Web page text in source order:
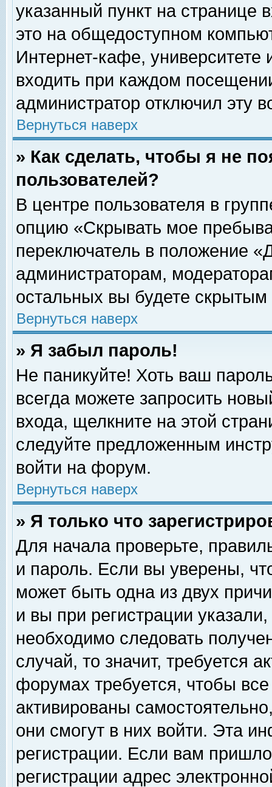
указанный пункт на
это на общедоступном
Интернет-кафе, университете
входить при каждом
администратор отключил эту
Вернуться наверх
» Как сделать, чтобы я не
пользователей?
В центре пользователя в
опцию «Скрывать мое
переключатель в положение
администраторам,
остальных вы будете скрытым
Вернуться наверх
» Я забыл пароль!
Не паникуйте! Хоть ваш
всегда можете запросить
входа, щелкните на этой
следуйте предложенным
войти на форум.
Вернуться наверх
» Я только что
Для начала проверьте,
и пароль. Если вы уверены,
может быть одна из двух
и вы при регистрации
необходимо следовать
случай, то значит, требуется
форумах требуется, чтобы
активированы
они смогут в них войти. Эта
регистрации. Если вам
регистрации адрес